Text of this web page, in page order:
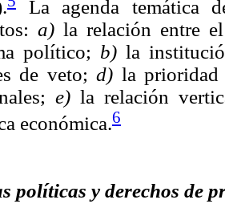
La agenda temática
a) la relación entre
político; b) la
de veto;d) la prioridad
e)la relación
económica.6
políticas y derechos de